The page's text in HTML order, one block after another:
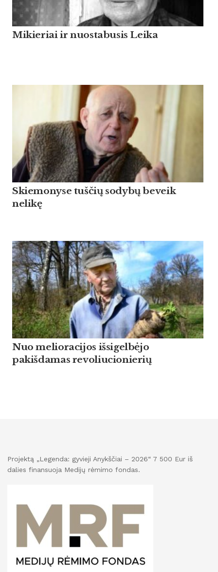
Mikieriai ir nuostabusis Leika
Skiemonyse tuščių sodybų beveik
nelikę
Nuo melioracijos išsigelbėjo
pakišdamas revoliucionierių
Projektą „Legenda: gyvieji Anykščiai – 2026“ 7 500 Eur iš
dalies finansuoja Medijų rėmimo fondas.